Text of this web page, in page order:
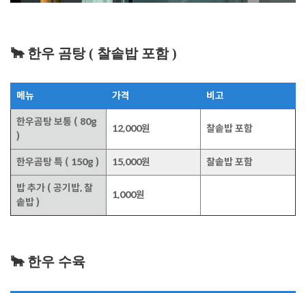
🐂 한우 곰탕 ( 찰솥밥 포함 )
메뉴 가격 비고
한우곰탕 보통 ( 80g
)
12,000원 찰솥밥 포함
한우곰탕 특 ( 150g ) 15,000원 찰솥밥 포함
밥 추가 ( 공기밥, 찰
솥밥 )
1,000원
🐂 한우 수육